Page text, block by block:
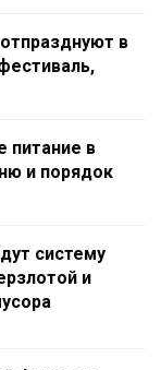
в
питание в
и порядок
систему
и